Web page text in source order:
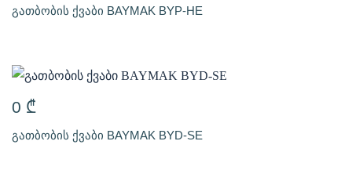
გათბობის ქვაბი BAYMAK BYP-HE
0 ₾
გათბობის ქვაბი BAYMAK BYD-SE